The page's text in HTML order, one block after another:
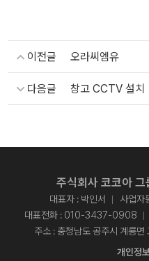
이전글 오라씨엠유
다음글 창고 CCTV 설치
주식회사 코코아
대표자 : 박인서
사업
대표전화 : 010-3437-0908
주소 : 충청남도 공주시 계룡
개인정